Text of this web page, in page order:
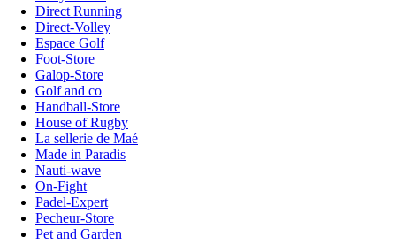
Direct Running
Direct-Volley
Espace Golf
Foot-Store
Galop-Store
Golf and co
Handball-Store
House of Rugby
La sellerie de Maé
Made in Paradis
Nauti-wave
On-Fight
Padel-Expert
Pecheur-Store
Pet and Garden